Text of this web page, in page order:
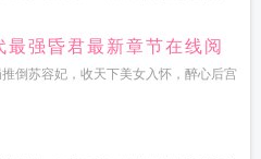
最强昏君最新章节在线阅
倒苏容妃，收天下美女入怀，醉心后宫